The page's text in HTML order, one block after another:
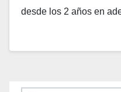
desde los 2 años en